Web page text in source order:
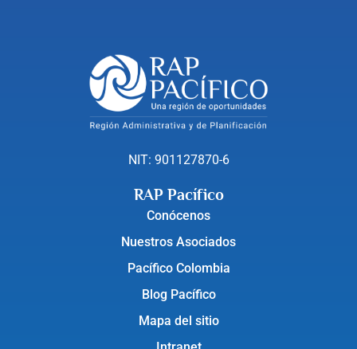
NIT: 901127870-6
RAP Pacífico
Conócenos
Nuestros Asociados
Pacífico Colombia
Blog Pacífico
Mapa del sitio